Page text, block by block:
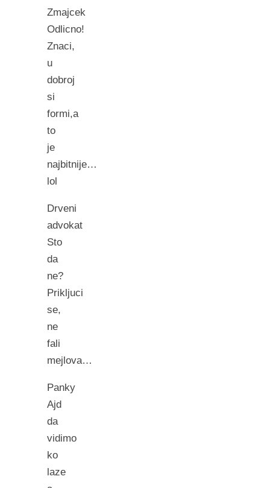
Zmajcek
Odlicno!
Znaci,
u
dobroj
si
formi,a
to
je
najbitnije…
lol
Drveni
advokat
Sto
da
ne?
Prikljuci
se,
ne
fali
mejlova…
Panky
Ajd
da
vidimo
ko
laze